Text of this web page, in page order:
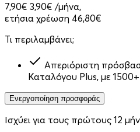
7,90€ 3,90€ /μήνα,
ετήσια χρέωση 46,80€
Τι περιλαμβάνει;
Απεριόριστη
Καταλόγου Plus, με
Ενεργοποίηση προσφοράς
Ισχύει για τους πρώτους 12